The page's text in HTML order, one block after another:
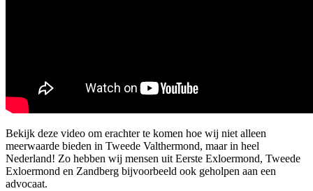
Bekijk deze video om erachter te komen hoe wij niet alleen
meerwaarde bieden in Tweede Valthermond, maar in heel
Nederland! Zo hebben wij mensen uit Eerste Exloermond, Tweede
Exloermond en Zandberg bijvoorbeeld ook geholpen aan een
advocaat.